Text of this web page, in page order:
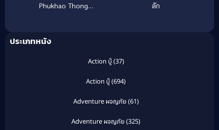
Phukhao Thong
ลัก
ประเภทหนัง
Action บู๊(37)
Action บู๊(694)
Adventure ผจญภัย (61)
Adventure ผจญภัย (325)